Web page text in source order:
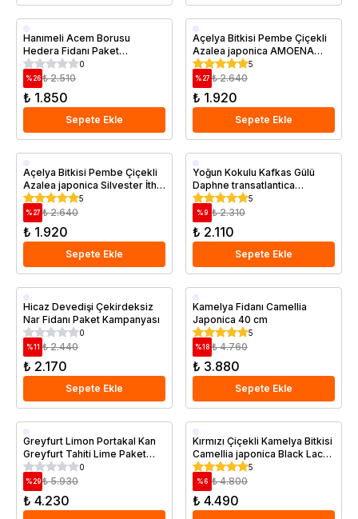
Saksıda
Hanımeli Acem Borusu
Hedera Fidanı Paket
Kampanyası0
%26 ₺ 2.510
₺ 1.850
Sepete Ekle
Saksıda
Açelya Bitkisi Pembe Çiçekli
Azalea japonica AMOENA
COCCİNEA İthal Saksıda
5
%27 ₺ 2.640
₺ 1.920
Sepete Ekle
Saksıda
Açelya Bitkisi Pembe Çiçekli
Azalea japonica Silvester İthal
Saksıda
5
%27 ₺ 2.640
₺ 1.920
Sepete Ekle
Saksıda
Yoğun Kokulu Kafkas Gülü
Daphne transatlantica
Summer İce 20 40 cm
Saksıda
5
% 9 ₺ 2.310
₺ 2.110
Sepete Ekle
Aşılı
Saksıda
Hicaz Devedişi Çekirdeksiz
Nar Fidanı Paket Kampanyası
0
%11 ₺ 2.440
₺ 2.170
Sepete Ekle
Saksıda
Kamelya Fidanı Camellia
Japonica 40 cm
5
%18 ₺ 4.760
₺ 3.880
Sepete Ekle
Aşılı
Saksıda
Greyfurt Limon Portakal Kan
Greyfurt Tahiti Lime Paket
Fidan Kampanyası
0
%29 ₺ 5.930
₺ 4.230
Saksıda
Kırmızı Çiçekli Kamelya Bitkisi
Camellia japonica Black Lace
İthal 50 70 cm
5
% 6 ₺ 4.800
₺ 4.490